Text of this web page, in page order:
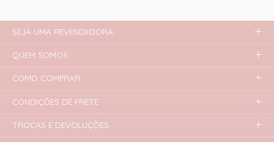
SEJA UMA REVENDEDORA
QUEM SOMOS
COMO COMPRAR
CONDIÇÕES DE FRETE
TROCAS E DEVOLUÇÕES